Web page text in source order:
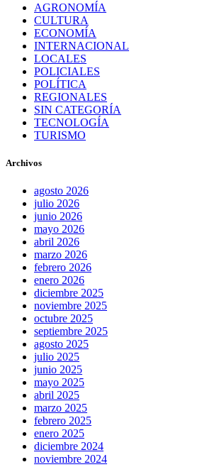
AGRONOMÍA
CULTURA
ECONOMÍA
INTERNACIONAL
LOCALES
POLICIALES
POLÍTICA
REGIONALES
SIN CATEGORÍA
TECNOLOGÍA
TURISMO
Archivos
agosto 2026
julio 2026
junio 2026
mayo 2026
abril 2026
marzo 2026
febrero 2026
enero 2026
diciembre 2025
noviembre 2025
octubre 2025
septiembre 2025
agosto 2025
julio 2025
junio 2025
mayo 2025
abril 2025
marzo 2025
febrero 2025
enero 2025
diciembre 2024
noviembre 2024